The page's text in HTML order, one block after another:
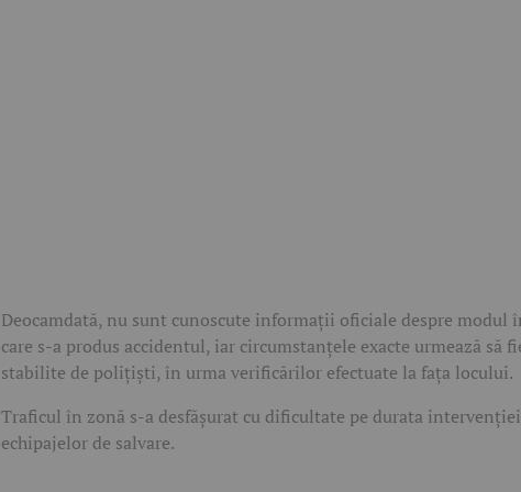
Deocamdată, nu sunt cunoscute informații oficiale despre modul
care s-a produs accidentul, iar circumstanțele exacte urmează să
stabilite de polițiști, în urma verificărilor efectuate la fața locului.
Traficul în zonă s-a desfășurat cu dificultate pe durata intervenției
echipajelor de salvare.